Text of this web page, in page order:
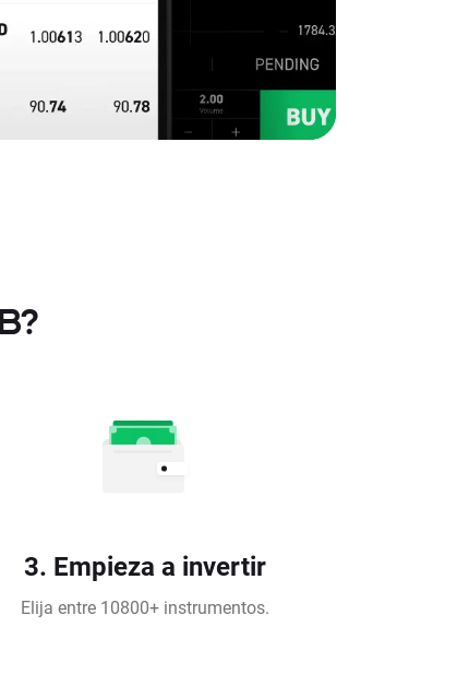
3. Empieza a invertir
Elija entre 10800+ instrumentos.